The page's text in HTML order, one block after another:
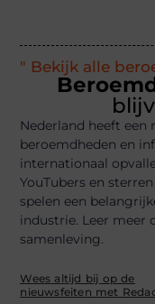
" Bekijk alle
Nederland heeft een
beroemdheden en
internationaal
YouTubers en
spelen een
industrie. Leer meer
samenleving.
Wees altijd bij op de
nieuwsfeiten met